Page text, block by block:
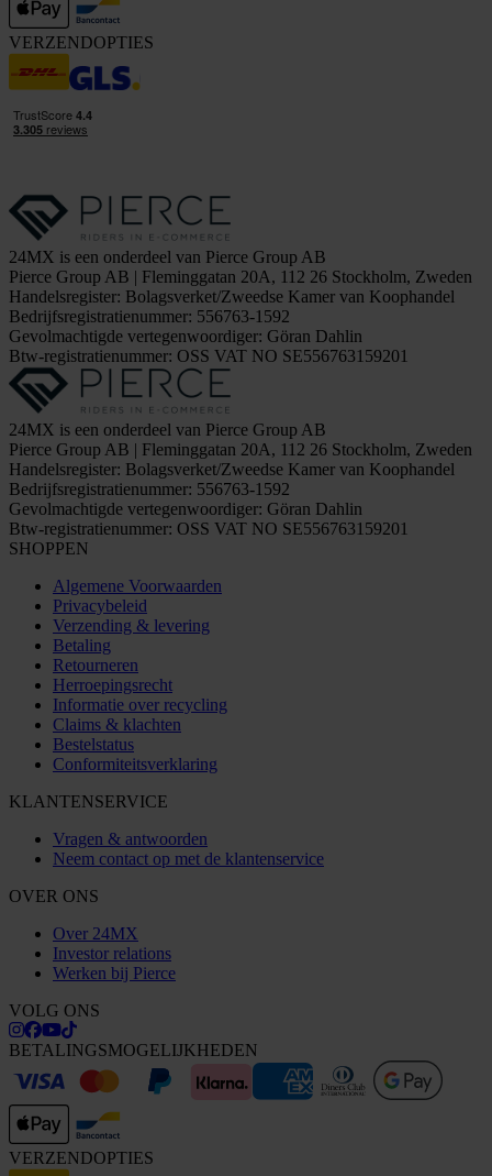
VERZENDOPTIES
24MX is een onderdeel van Pierce Group AB
Pierce Group AB | Fleminggatan 20A, 112 26 Stockholm, Zweden
Handelsregister: Bolagsverket/Zweedse Kamer van Koophandel
Bedrijfsregistratienummer: 556763-1592
Gevolmachtigde vertegenwoordiger: Göran Dahlin
Btw-registratienummer: OSS VAT NO SE556763159201
24MX is een onderdeel van Pierce Group AB
Pierce Group AB | Fleminggatan 20A, 112 26 Stockholm, Zweden
Handelsregister: Bolagsverket/Zweedse Kamer van Koophandel
Bedrijfsregistratienummer: 556763-1592
Gevolmachtigde vertegenwoordiger: Göran Dahlin
Btw-registratienummer: OSS VAT NO SE556763159201
SHOPPEN
Algemene Voorwaarden
Privacybeleid
Verzending & levering
Betaling
Retourneren
Herroepingsrecht
Informatie over recycling
Claims & klachten
Bestelstatus
Conformiteitsverklaring
KLANTENSERVICE
Vragen & antwoorden
Neem contact op met de klantenservice
OVER ONS
Over 24MX
Investor relations
Werken bij Pierce
VOLG ONS
BETALINGSMOGELIJKHEDEN
VERZENDOPTIES